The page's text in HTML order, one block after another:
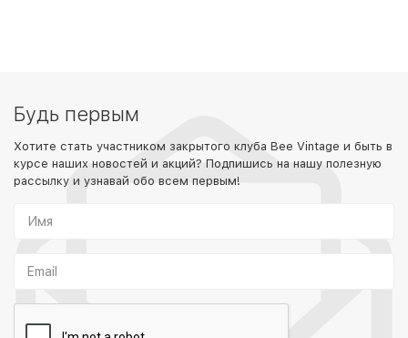
Будь первым
Хотите стать участником закрытого клуба Bee Vintage и быть в
курсе наших новостей и акций? Подпишись на нашу полезную
рассылку и узнавай обо всем первым!